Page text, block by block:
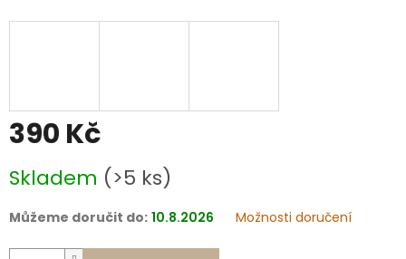
390 Kč
cena:
Skladem (>5 ks)
Můžeme doručit do: 10.8.2026 Možnosti doručení